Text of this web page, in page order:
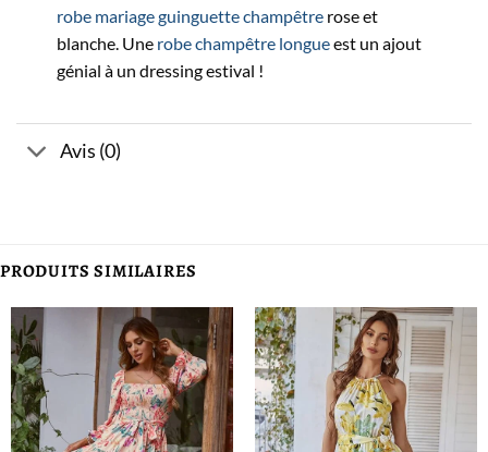
robe mariage guinguette champêtrerose et
blanche. Une robe champêtre longueest un ajout
génial à un dressing estival !
Avis (0)
PRODUITS SIMILAIRES